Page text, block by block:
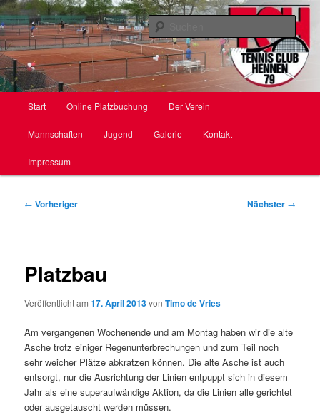
Zum
primären
Inhalt
springenTC Hennen e. V.
Start Online Platzbuchung Der Verein
Mannschaften Jugend Galerie Kontakt
Impressum
Beitragsnavigation
← Vorheriger Nächster →
Platzbau
Veröffentlicht am17. April 2013vonTimo de Vries
Am vergangenen Wochenende und am Montag haben wir die alte
Asche trotz einiger Regenunterbrechungen und zum Teil noch
sehr weicher Plätze abkratzen können. Die alte Asche ist auch
entsorgt, nur die Ausrichtung der Linien entpuppt sich in diesem
Jahr als eine superaufwändige Aktion, da die Linien alle gerichtet
oder ausgetauscht werden müssen.